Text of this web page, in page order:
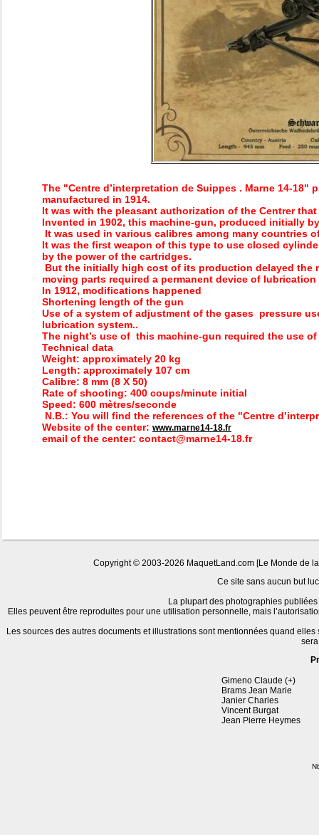
The "Centre d’interpretation de Suippes . Marne 14-
manufactured in 1914.
It was with the pleasant authorization of the Centrer
Invented in 1902, this machine-gun, produced initially
It was used in various calibres among many countries
It was the first weapon of this type to use closed
by the power of the cartridges.
But the initially high cost of its production delayed the
moving parts required a permanent device of
In 1912, modifications happened
Shortening length of the gun
Use of a system of adjustment of the gases pressure
lubrication system..
The night’s use of this machine-gun required the use
Technical data
Weight: approximately 20 kg
Length: approximately 107 cm
Calibre: 8 mm (8 X 50)
Rate of shooting: 400 coups/minute initial
Speed: 600 mètres/seconde
N.B.: You will find the references of the "Centre
Website of the center: www.marne14-18.fr
email of the center: contact@marne14-18.fr
Copyright © 2003-2026 MaquetLand.com [Le Monde de
Ce site sans aucun but
La plupart des photographies
Elles peuvent être reproduites pour une utilisation personnelle, mais
Les sources des autres documents et illustrations sont mentionnées quand
Gimeno Claude (+)
Brams Jean Marie
Janier Charles
Vincent Burgat
Jean Pierre Heymes